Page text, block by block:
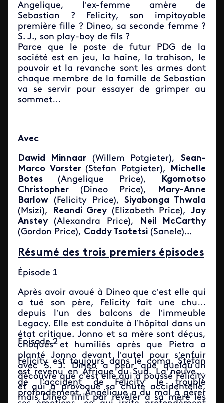
Angelique, l’ex-femme amère de
Sebastian ? Felicity, son impitoyable
première fille ? Dineo, sa seconde femme ?
S. J., son play-boy de fils ?
Parce que le poste de futur PDG de la
société est en jeu, la haine, la trahison, le
pouvoir et la revanche sont les armes dont
chaque membre de la famille de Sebastian
va se servir pour essayer de grimper au
sommet…
Avec
Dawid Minnaar(Willem Potgieter), Sean-
Marco Vorster (Stefan Potgieter),
Michelle
Botes (Angelique Price),
Kgomotso
Christopher (Dineo Price),
Mary-Anne
Barlow (Felicity Price),Siyabonga Thwala
(Msizi),
Reandi Grey(Elizabeth Price),Jay
Anstey(Alexandra Price),
Neil McCarthy
(Gordon Price), Caddy Tsotetsi (Sanele)...
Résumé des trois premiers épisodes
Épisode 1
Après avoir avoué à Dineo que c’est elle qui
a tué son père, Felicity fait une chute
depuis l’un des balcons de l’immeuble
Legacy. Elle est conduite à l’hôpital dans un
état critique. Jonno et sa mère sont déçus,
choqués et humiliés après que Pietra a
planté Jonno devant l’autel pour s’enfuir
avec S. J. Dineo a peur que quelqu’un
découvre que c’est elle qui a poussé Felicity
et qui a provoqué sa chute accidentelle,
mais Dineo finit par révéler à sa mère les
Épisode 2
Felicity est toujours dans le coma. Stefan
est revenu en Afrique du Sud. La nouvelle
de l’accident de Felicity le trouble
profondément. Angélique a du mal à gérer